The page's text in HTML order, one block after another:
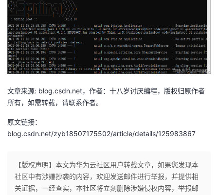
文章来源: blog.csdn.net，作者：十八岁讨厌编程，版权归原作者
所有，如需转载，请联系作者。
原文链接：
blog.csdn.net/zyb18507175502/article/details/125983867
【版权声明】本文为华为云社区用户转载文章，如果您发现本
社区中有涉嫌抄袭的内容，欢迎发送邮件进行举报，并提供相
关证据，一经查实，本社区将立刻删除涉嫌侵权内容，举报邮